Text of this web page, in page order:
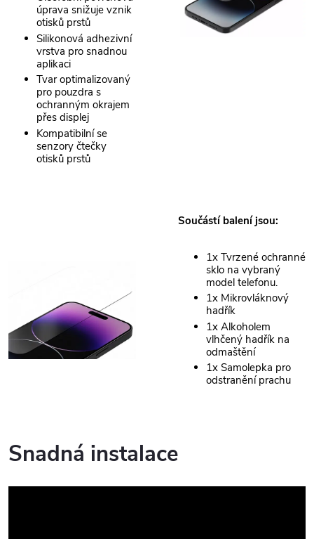
úprava snižuje vznik
otisků prstů
Silikonová adhezivní
vrstva pro snadnou
aplikaci
Tvar optimalizovaný
pro pouzdra s
ochranným okrajem
přes displej
Kompatibilní se
senzory čtečky
otisků prstů
Součástí balení jsou:
1x Tvrzené ochranné
sklo na vybraný
model telefonu.
1x Mikrovláknový
hadřík
1x Alkoholem
vlhčený hadřík na
odmaštění
1x Samolepka pro
odstranění prachu
Snadná instalace